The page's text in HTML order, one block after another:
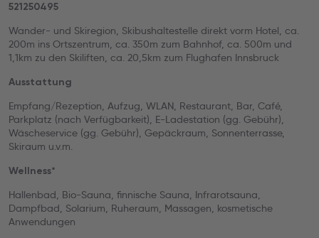
521250495
Wander- und Skiregion, Skibushaltestelle direkt vorm Hotel, ca.
200m ins Ortszentrum, ca. 350m zum Bahnhof, ca. 500m und
1,1km zu den Skiliften, ca. 20,5km zum Flughafen Innsbruck
Ausstattung
Empfang/Rezeption, Aufzug, WLAN, Restaurant, Bar, Café,
Parkplatz (nach Verfügbarkeit), E-Ladestation (gg. Gebühr),
Wäscheservice (gg. Gebühr), Gepäckraum, Sonnenterrasse,
Skiraum u.v.m.
Wellness*
Hallenbad, Bio-Sauna, finnische Sauna, Infrarotsauna,
Dampfbad, Solarium, Ruheraum, Massagen, kosmetische
Anwendungen